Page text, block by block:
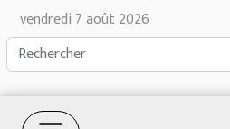
vendredi 7 août 2026